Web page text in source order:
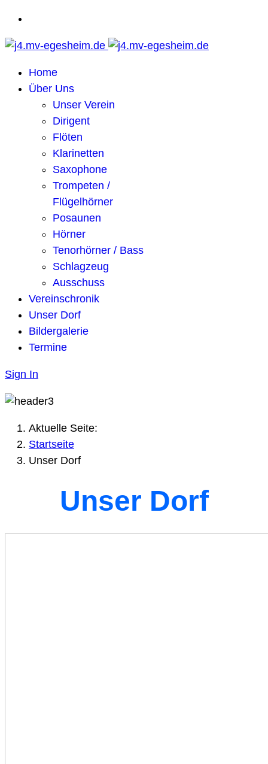
Home
Über Uns
Unser Verein
Dirigent
Flöten
Klarinetten
Saxophone
Trompeten /
Flügelhörner
Posaunen
Hörner
Tenorhörner / Bass
Schlagzeug
Ausschuss
Vereinschronik
Unser Dorf
Bildergalerie
Termine
Sign In
Aktuelle Seite:
Startseite
Unser Dorf
Unser Dorf